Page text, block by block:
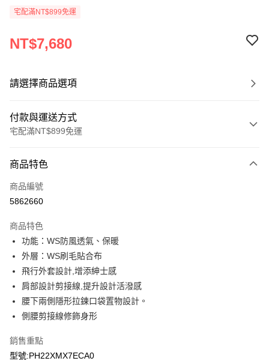
宅配滿NT$899免運
NT$7,680
請選擇商品選項
付款與運送方式
宅配滿NT$899免運
信用卡一次付款
LINE Pay
悠遊付
Google Pay
運送方式
宅配(離島)
商品特色
商品編號
5862660
商品特色
功能：WS防風透氣、保暖
外層：WS刷毛貼合布
飛行外套設計,增添紳士感
肩部設計剪接線,提升設計活潑感
腰下兩側隱形拉鍊口袋置物設計。
側腰剪接線修飾身形
銷售重點
型號:PH22XMX7ECA0